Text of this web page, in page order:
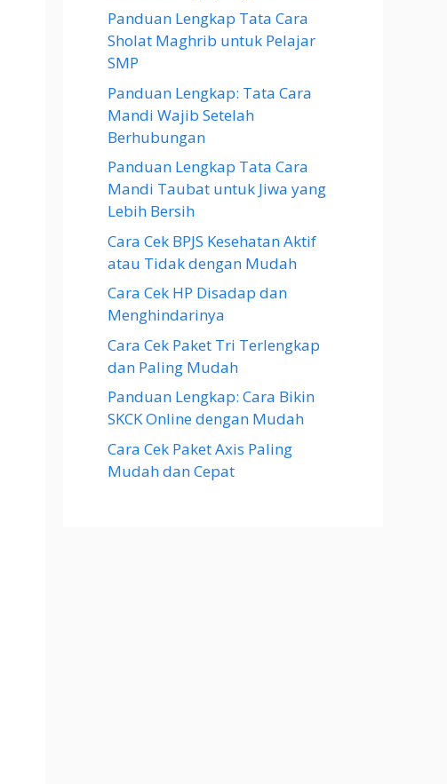
Panduan Lengkap Tata Cara
Sholat Maghrib untuk Pelajar
SMP
Panduan Lengkap: Tata Cara
Mandi Wajib Setelah
Berhubungan
Panduan Lengkap Tata Cara
Mandi Taubat untuk Jiwa yang
Lebih Bersih
Cara Cek BPJS Kesehatan Aktif
atau Tidak dengan Mudah
Cara Cek HP Disadap dan
Menghindarinya
Cara Cek Paket Tri Terlengkap
dan Paling Mudah
Panduan Lengkap: Cara Bikin
SKCK Online dengan Mudah
Cara Cek Paket Axis Paling
Mudah dan Cepat